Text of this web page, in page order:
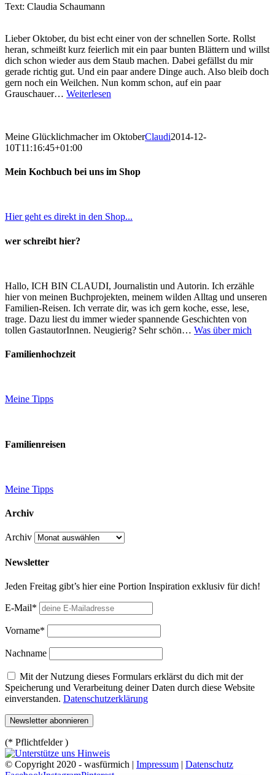
Text: Claudia Schaumann
Lieber Oktober, du bist echt einer von der schnellen Sorte. Rollst
heran, schmeißt kurz feierlich mit ein paar bunten Blättern und willst
dich schon wieder aus dem Staub machen. Dabei gefällst du mir
gerade richtig gut. Und ein paar andere Dinge auch. Also bleib doch
gern noch ein Weilchen. Nun komm schon, auf ein paar
Grauschauer… Weiterlesen
Meine Glücklichmacher im OktoberClaudi2014-12-
10T11:16:45+01:00
Mein Kochbuch bei uns im Shop
Hier geht es direkt in den Shop...
wer schreibt hier?
Hallo, ICH BIN CLAUDI, Journalistin und Autorin. Ich erzähle
hier von meinen Buchprojekten, meinem wilden Alltag und unseren
Familien-Reisen. Ich verrate dir, was ich gern koche, esse, lese,
trage. Dazu liest du immer wieder spannende Geschichten von
tollen GastautorInnen. Neugierig? Sehr schön… Was über mich
Familienhochzeit
Meine Tipps
Familienreisen
Meine Tipps
Archiv
Archiv
Newsletter
Jeden Freitag gibt’s hier eine Portion Inspiration exklusiv für dich!
E-Mail*
Vorname*
Nachname
Mit der Nutzung dieses Formulars erklärst du dich mit der
Speicherung und Verarbeitung deiner Daten durch diese Website
einverstanden. Datenschutzerklärung
(* Pflichtfelder )
© Copyright 2020 - wasfürmich | Impressum | Datenschutz